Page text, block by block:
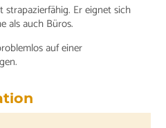
strapazierfähig. Er eignet sich
als auch Büros.
auf einer